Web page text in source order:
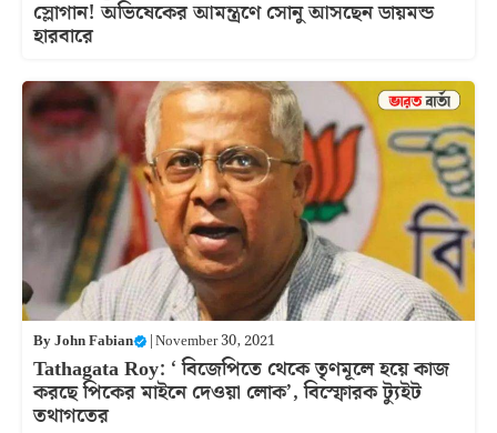
স্লোগান! অভিষেকের আমন্ত্রণে সোনু আসছেন ডায়মন্ড
হারবারে
ByJohn Fabian |November 30, 2021
Tathagata Roy: ‘ বিজেপিতে থেকে তৃণমূলে হয়ে কাজ
করছে পিকের মাইনে দেওয়া লোক’, বিস্ফোরক ট্যুইট
তথাগতের